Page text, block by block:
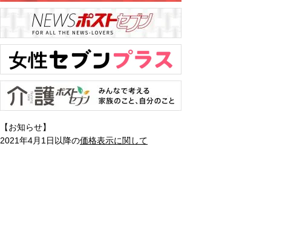
【お知らせ】
2021年4月1日以降の価格表示に関して